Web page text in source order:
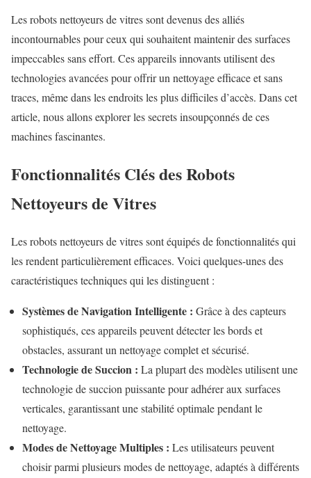
Les robots nettoyeurs de vitres sont devenus des alliés
incontournables pour ceux qui souhaitent maintenir des surfaces
impeccables sans effort. Ces appareils innovants utilisent des
technologies avancées pour offrir un nettoyage efficace et sans
traces, même dans les endroits les plus difficiles d’accès. Dans cet
article, nous allons explorer les secrets insoupçonnés de ces
machines fascinantes.
Fonctionnalités Clés des Robots
Nettoyeurs de Vitres
Les robots nettoyeurs de vitres sont équipés de fonctionnalités qui
les rendent particulièrement efficaces. Voici quelques-unes des
caractéristiques techniques qui les distinguent :
Systèmes de Navigation Intelligente : Grâce à des capteurs
sophistiqués, ces appareils peuvent détecter les bords et
obstacles, assurant un nettoyage complet et sécurisé.
Technologie de Succion : La plupart des modèles utilisent une
technologie de succion puissante pour adhérer aux surfaces
verticales, garantissant une stabilité optimale pendant le
nettoyage.
Modes de Nettoyage Multiples : Les utilisateurs peuvent
choisir parmi plusieurs modes de nettoyage, adaptés à différents